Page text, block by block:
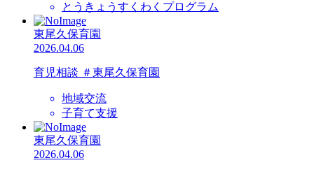
とうきょうすくわくプログラム
東尾久保育園
2026.04.06
育児相談 ＃東尾久保育園
地域交流
子育て支援
東尾久保育園
2026.04.06